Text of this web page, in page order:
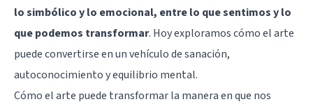
lo simbólico y lo emocional, entre lo que sentimos y lo
que podemos transformar. Hoy exploramos cómo el arte
puede convertirse en un vehículo de sanación,
autoconocimiento y equilibrio mental.
Cómo el arte puede transformar la manera en que nos